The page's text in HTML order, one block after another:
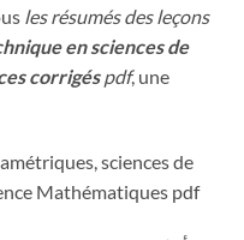
les résumés des leçons
en sciences de
corrigéspdf, une
sciences de
Mathématiques pdf